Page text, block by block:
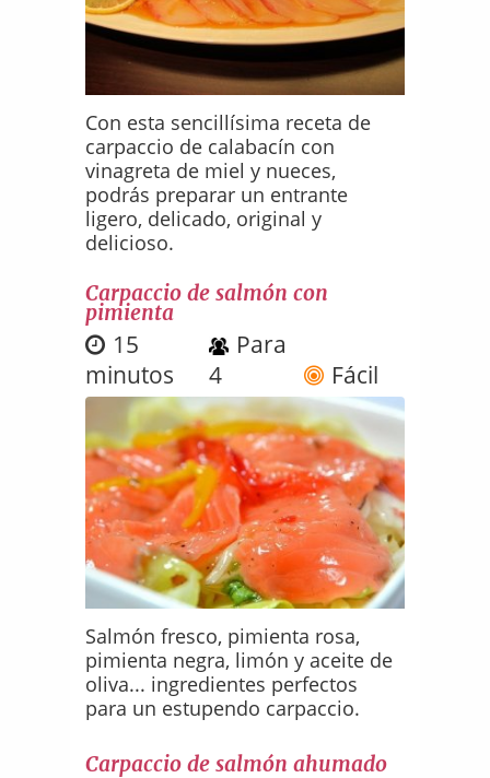
Con esta sencillísima receta de
carpaccio de calabacín con
vinagreta de miel y nueces,
podrás preparar un entrante
ligero, delicado, original y
delicioso.
Carpaccio de salmón con
pimienta
15
minutos
Para
4
Fácil
Salmón fresco, pimienta rosa,
pimienta negra, limón y aceite de
oliva... ingredientes perfectos
para un estupendo carpaccio.
Carpaccio de salmón ahumado